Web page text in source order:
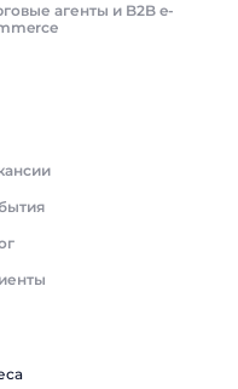
агенты и B2B e-